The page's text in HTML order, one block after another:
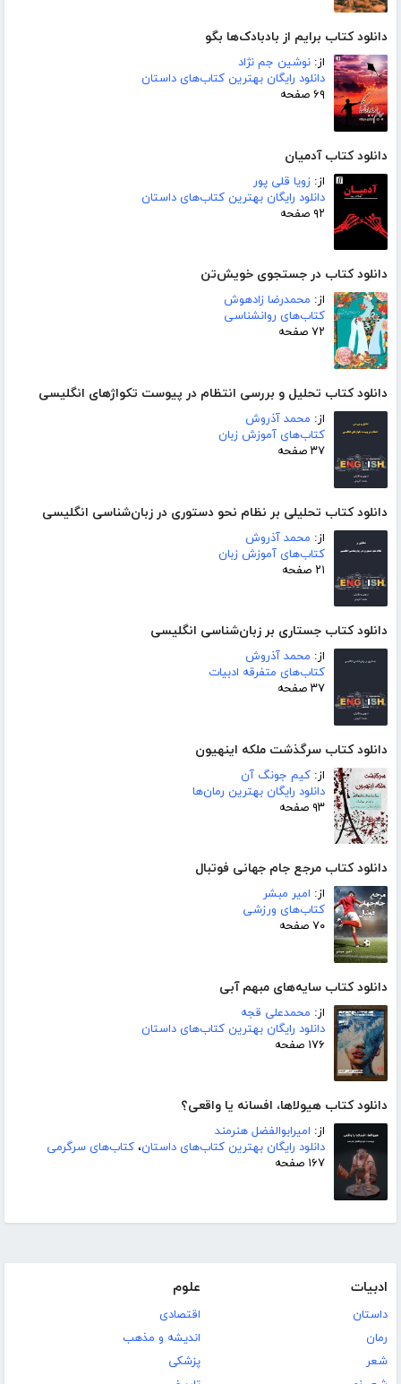
دانلود کتاب برایم از بادبادک‌ها بگو
از: نوشین جم نژاد
دانلود رایگان بهترین کتاب‌های داستان
۶۹ صفحه
دانلود کتاب آدمیان
از: زویا قلی پور
دانلود رایگان بهترین کتاب‌های داستان
۹۲ صفحه
دانلود کتاب در جستجوی خویش‌تن
از: محمدرضا زادهوش
کتاب‌های روانشناسی
۷۲ صفحه
دانلود کتاب تحلیل و بررسی انتظام در پیوست تکواژهای انگلیسی
از: محمد آذروش
کتاب‌های آموزش زبان
۳۷ صفحه
دانلود کتاب تحلیلی بر نظام نحو دستوری در زبان‌شناسی انگلیسی
از: محمد آذروش
کتاب‌های آموزش زبان
۲۱ صفحه
دانلود کتاب جستاری بر زبان‌شناسی انگلیسی
از: محمد آذروش
کتاب‌های متفرقه ادبیات
۳۷ صفحه
دانلود کتاب سرگذشت ملکه اینهیون
از: کیم جونگ آن
دانلود رایگان بهترین رمان‌ها
۹۳ صفحه
دانلود کتاب مرجع جام جهانی فوتبال
از: امیر مبشر
کتاب‌های ورزشی
۷۰ صفحه
دانلود کتاب سایه‌های مبهم آبی
از: محمدعلی قجه
دانلود رایگان بهترین کتاب‌های داستان
۱۷۶ صفحه
دانلود کتاب هیولاها، افسانه یا واقعی؟
از: امیرابوالفضل هنرمند
دانلود رایگان بهترین کتاب‌های داستان، کتاب‌های سرگرمی
۱۶۷ صفحه
ادبیات
داستان
رمان
شعر
علوم
اقتصادی
اندیشه و مذهب
پزشکی